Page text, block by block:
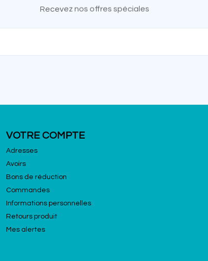
Recevez nos offres spéciales
VOTRE COMPTE
Adresses
Avoirs
Bons de réduction
Commandes
Informations personnelles
Retours produit
Mes alertes